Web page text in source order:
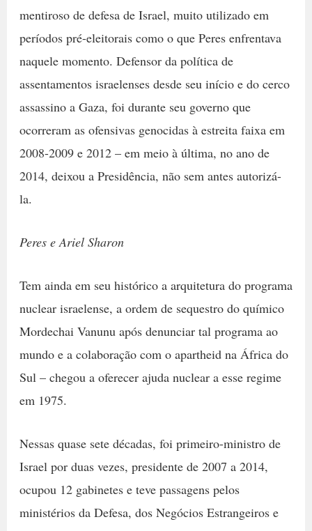
mentiroso de defesa de Israel, muito utilizado em
períodos pré-eleitorais como o que Peres enfrentava
naquele momento. Defensor da política de
assentamentos israelenses desde seu início e do cerco
assassino a Gaza, foi durante seu governo que
ocorreram as ofensivas genocidas à estreita faixa em
2008-2009 e 2012 – em meio à última, no ano de
2014, deixou a Presidência, não sem antes autorizá-
la.
Peres e Ariel Sharon
Tem ainda em seu histórico a arquitetura do programa
nuclear israelense, a ordem de sequestro do químico
Mordechai Vanunu após denunciar tal programa ao
mundo e a colaboração com o apartheid na África do
Sul – chegou a oferecer ajuda nuclear a esse regime
em 1975.
Nessas quase sete décadas, foi primeiro-ministro de
Israel por duas vezes, presidente de 2007 a 2014,
ocupou 12 gabinetes e teve passagens pelos
ministérios da Defesa, dos Negócios Estrangeiros e